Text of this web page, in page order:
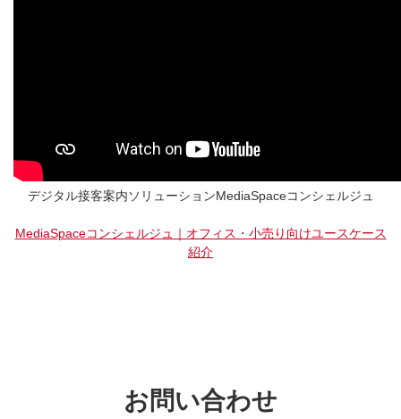
デジタル接客案内ソリューションMediaSpaceコンシェルジュ
MediaSpaceコンシェルジュ｜オフィス・小売り向けユースケース
紹介
お問い合わせ